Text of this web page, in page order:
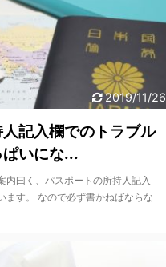
2019/11/26
記入欄でのトラブル
いにな...
内曰く、パスポートの所持人記入
ます。 なので必ず書かねばならな